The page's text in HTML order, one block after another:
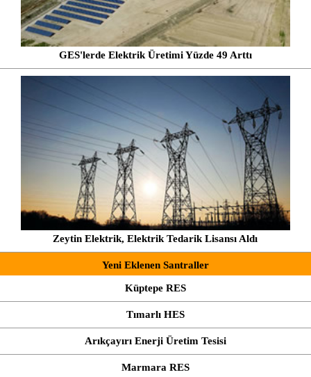
GES'lerde Elektrik Üretimi Yüzde 49 Arttı
Zeytin Elektrik, Elektrik Tedarik Lisansı Aldı
Yeni Eklenen Santraller
Küptepe RES
Tımarlı HES
Arıkçayırı Enerji Üretim Tesisi
Marmara RES